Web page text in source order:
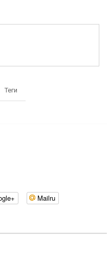
Теги
Mailru